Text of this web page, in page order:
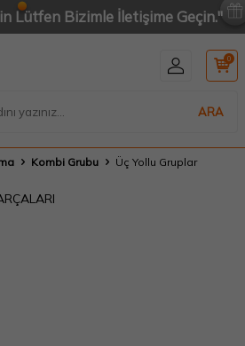
Lütfen Bizimle İletişime Geçin."
ARA
0
Kombi Grubu Üç Yollu Gruplar